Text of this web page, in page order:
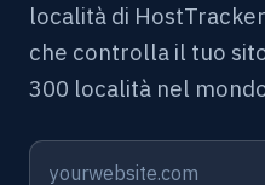
località di
che controlla il tuo
300 località nel